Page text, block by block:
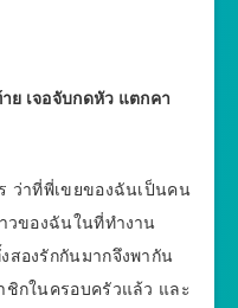
ย เจอจับกดหัว แตกคา
ว่าที่พี่เขยของฉันเป็นคน
วของฉันในที่ทำงาน
สองรักกันมากจึงพากัน
ชิกในครอบครัวแล้ว และ